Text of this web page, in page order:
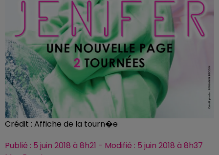
Crédit : Affiche de la tourn�e
Publié : 5 juin 2018 à 8h21 - Modifié : 5 juin 2018 à 8h37